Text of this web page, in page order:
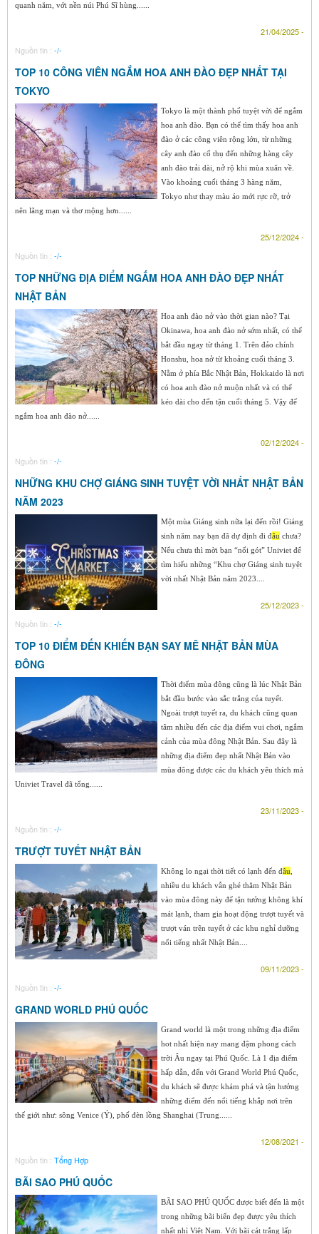
quanh năm, với nền núi Phú Sĩ hùng......
21/04/2025 -
Nguồn tin : -/-
TOP 10 CÔNG VIÊN NGẮM HOA ANH ĐÀO ĐẸP NHẤT TẠI
TOKYO
Tokyo là một thành phố tuyệt vời để ngắm
hoa anh đào. Bạn có thể tìm thấy hoa anh
đào ở các công viên rộng lớn, từ những
cây anh đào cổ thụ đến những hàng cây
anh đào trải dài, nở rộ khi mùa xuân về.
Vào khoảng cuối tháng 3 hàng năm,
Tokyo như thay màu áo mới rực rỡ, trở
nên lãng mạn và thơ mộng hơn......
25/12/2024 -
Nguồn tin : -/-
TOP NHỮNG ĐỊA ĐIỂM NGẮM HOA ANH ĐÀO ĐẸP NHẤT
NHẬT BẢN
Hoa anh đào nở vào thời gian nào? Tại
Okinawa, hoa anh đào nở sớm nhất, có thể
bắt đầu ngay từ tháng 1. Trên đảo chính
Honshu, hoa nở từ khoảng cuối tháng 3.
Nằm ở phía Bắc Nhật Bản, Hokkaido là nơi
có hoa anh đào nở muộn nhất và có thể
kéo dài cho đến tận cuối tháng 5. Vậy để
ngắm hoa anh đào nở......
02/12/2024 -
Nguồn tin : -/-
NHỮNG KHU CHỢ GIÁNG SINH TUYỆT VỜI NHẤT NHẬT BẢN
NĂM 2023
Một mùa Giáng sinh nữa lại đến rồi! Giáng
sinh năm nay bạn đã dự định đi đâu chưa?
Nếu chưa thì mời bạn “nối gót” Univiet để
tìm hiểu những “Khu chợ Giáng sinh tuyệt
vời nhất Nhật Bản năm 2023....
25/12/2023 -
Nguồn tin : -/-
TOP 10 ĐIỂM ĐẾN KHIẾN BẠN SAY MÊ NHẬT BẢN MÙA
ĐÔNG
Thời điểm mùa đông cũng là lúc Nhật Bản
bắt đầu bước vào sắc trắng của tuyết.
Ngoài trượt tuyết ra, du khách cũng quan
tâm nhiều đến các địa điểm vui chơi, ngắm
cảnh của mùa đông Nhật Bản. Sau đây là
những địa điểm đẹp nhất Nhật Bản vào
mùa đông được các du khách yêu thích mà
Univiet Travel đã tổng......
23/11/2023 -
Nguồn tin : -/-
TRƯỢT TUYẾT NHẬT BẢN
Không lo ngại thời tiết có lạnh đến đâu
nhiều du khách vẫn ghé thăm Nhật Bản
vào mùa đông này để tận tưởng không khí
mát lạnh, tham gia hoạt động trượt tuyết và
trượt ván trên tuyết ở các khu nghỉ dưỡng
nổi tiếng nhất Nhật Bản....
09/11/2023 -
Nguồn tin : -/-
GRAND WORLD PHÚ QUỐC
Grand world là một trong những địa điểm
hot nhất hiện nay mang đậm phong cách
trời Âu ngay tại Phú Quốc. Là 1 địa điểm
hấp dẫn, đến với Grand World Phú Quốc,
du khách sẽ được khám phá và tận hưởng
những điểm đến nổi tiếng khắp nơi trên
thế giới như: sông Venice (Ý), phố đèn lồng Shanghai (Trung......
12/08/2021 -
Nguồn tin : Tổng Hợp
BÃI SAO PHÚ QUỐC
BÃI SAO PHÚ QUỐC được biết đến là một
trong những bãi biển đẹp được yêu thích
nhất nhì Việt Nam. Với bãi cát trắng lấp